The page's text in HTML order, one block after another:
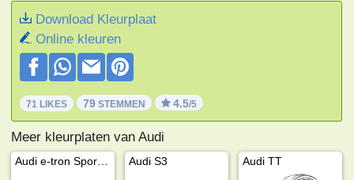
Download Kleurplaat
Online kleuren
71 LIKES 79 STEMMEN 4.5/5
Meer kleurplaten van Audi
Audi S3 Audi TT